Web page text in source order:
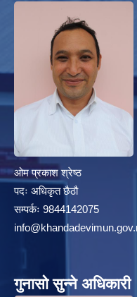
ओम प्रकाश श्रेष्ठ
पदः अधिकृत छैठौ
सम्पर्कः 9844142075
गुनासो सुन्ने अधिकारी